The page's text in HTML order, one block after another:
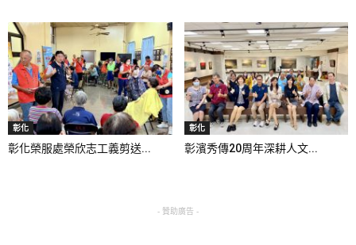
彰化
彰化榮服處榮欣志工義剪送...
彰化
彰濱秀傳20周年深耕人文...
- 贊助廣告 -